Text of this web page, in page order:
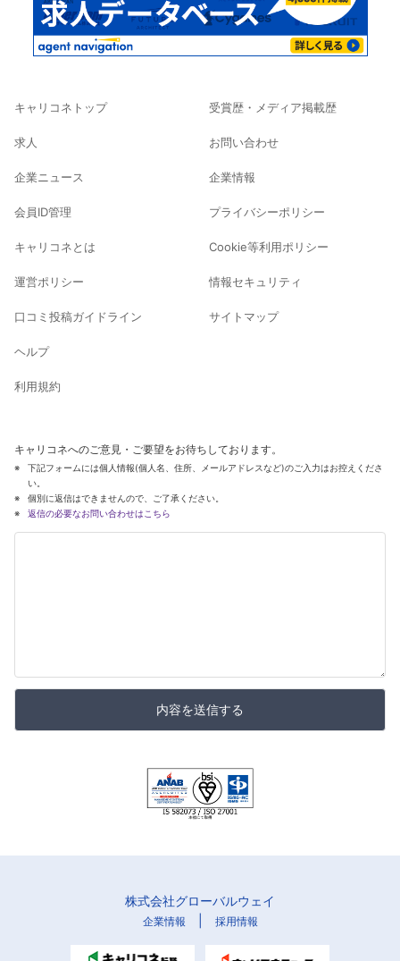
キャリコネトップ
求人
企業ニュース
会員ID管理
キャリコネとは
運営ポリシー
口コミ投稿ガイドライン
ヘルプ
利用規約
受賞歴・メディア掲載歴
お問い合わせ
企業情報
プライバシーポリシー
Cookie等利用ポリシー
情報セキュリティ
サイトマップ
キャリコネへのご意見・ご要望をお待ちしております。
下記フォームには個人情報(個人名、住所、メールアドレスなど)のご入力はお控えくださ
い。
個別に返信はできませんので、ご了承ください。
返信の必要なお問い合わせはこちら
内容を送信する
株式会社グローバルウェイ
企業情報 採用情報